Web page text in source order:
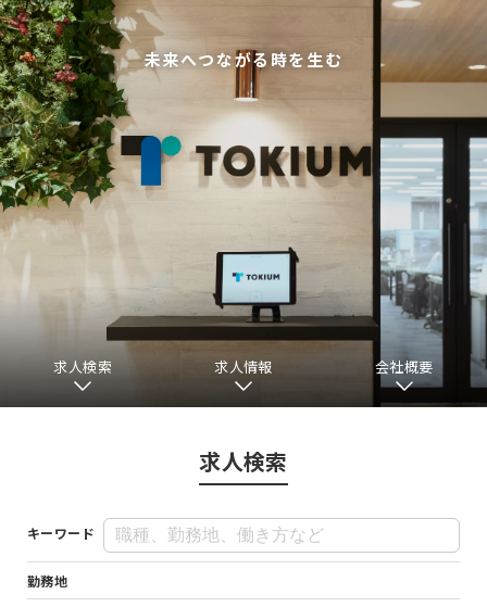
未来へつながる時を生む
求人検索 求人情報 会社概要
求人検索
キーワード
勤務地